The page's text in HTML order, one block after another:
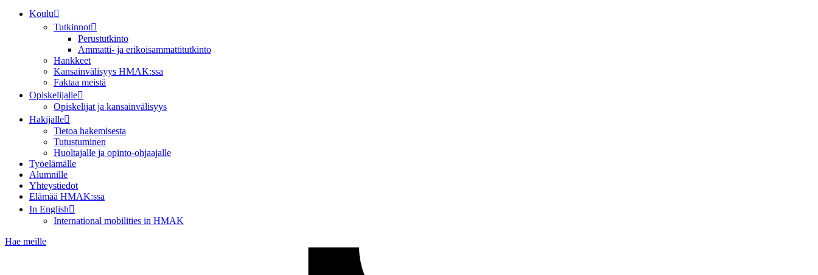
Koulu
Tutkinnot
Perustutkinto
Ammatti- ja erikoisammattitutkinto
Hankkeet
Kansainvälisyys HMAK:ssa
Faktaa meistä
Opiskelijalle
Opiskelijat ja kansainvälisyys
Hakijalle
Tietoa hakemisesta
Tutustuminen
Huoltajalle ja opinto-ohjaajalle
Työelämälle
Alumnille
Yhteystiedot
Elämää HMAK:ssa
In English
International mobilities in HMAK
Hae meille